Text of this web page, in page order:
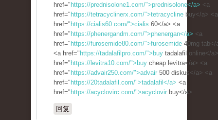
href=" https://prednisolone1.com/">prednisolone</a> <a
href=" https://tetracyclinerx.com/">tetracycline buy</a> <a
href=" https://cialis60.com/">cialis 60</a> <a
href=" https://phenergandm.com/">phenergan</a> <a
href=" https://furosemide80.com/">furosemide 40mg tab</
<a href=" https://tadalafilpro.com/">buy tadalafil online</
href=" https://levitra10.com/">buy cheap levitra</a> <a
href=" https://advair250.com/">advair 500 diskus</a> <a
href=" https://20tadalafil.com/">tadalafil</a> <a
href=" https://acyclovirc.com/">acyclovir buy</a>
回复